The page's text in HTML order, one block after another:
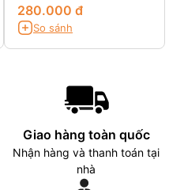
7347,13 7000
7347,13-7347
280.000 đ
So sánh
Giao hàng toàn quốc
Nhận hàng và thanh toán tại
nhà